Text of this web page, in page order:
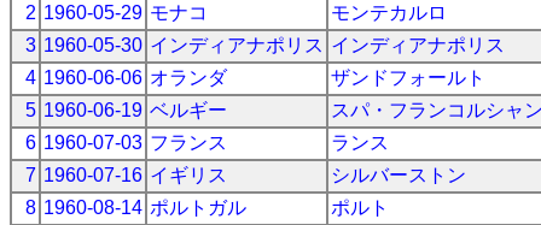
2 1960-05-29 モナコ
モンテカルロ
3 1960-05-30 インディアナポリス インディアナポリス
4 1960-06-06 オランダ
ザンドフォールト
5 1960-06-19 ベルギー
スパ・フランコルシャ
6 1960-07-03 フランス
ランス
7 1960-07-16 イギリス
シルバーストン
8 1960-08-14 ポルトガル
ポルト